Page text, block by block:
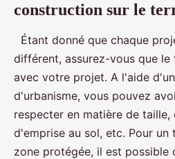
construction sur le
Étant donné que chaque
différent, assurez-vous que
avec votre projet. A l'aide
d'urbanisme, vous pouvez
respecter en matière de taille,
d'emprise au sol, etc. Pour un
zone protégée, il est possible